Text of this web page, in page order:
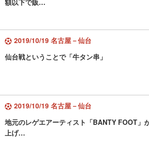
額以下で販…
2019/10/19 名古屋－仙台
仙台戦ということで「牛タン串」
2019/10/19 名古屋－仙台
地元のレゲエアーティスト「BANTY FOOT」
上げ…